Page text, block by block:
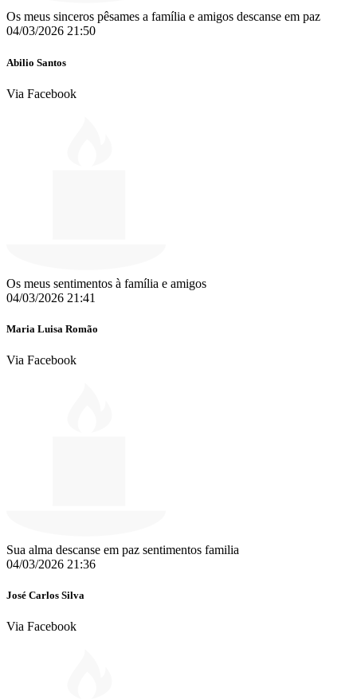
Os meus sinceros pêsames a família e amigos descanse em paz
04/03/2026 21:50
Abilio Santos
Via Facebook
Os meus sentimentos à família e amigos
04/03/2026 21:41
Maria Luisa Romão
Via Facebook
Sua alma descanse em paz sentimentos familia
04/03/2026 21:36
José Carlos Silva
Via Facebook